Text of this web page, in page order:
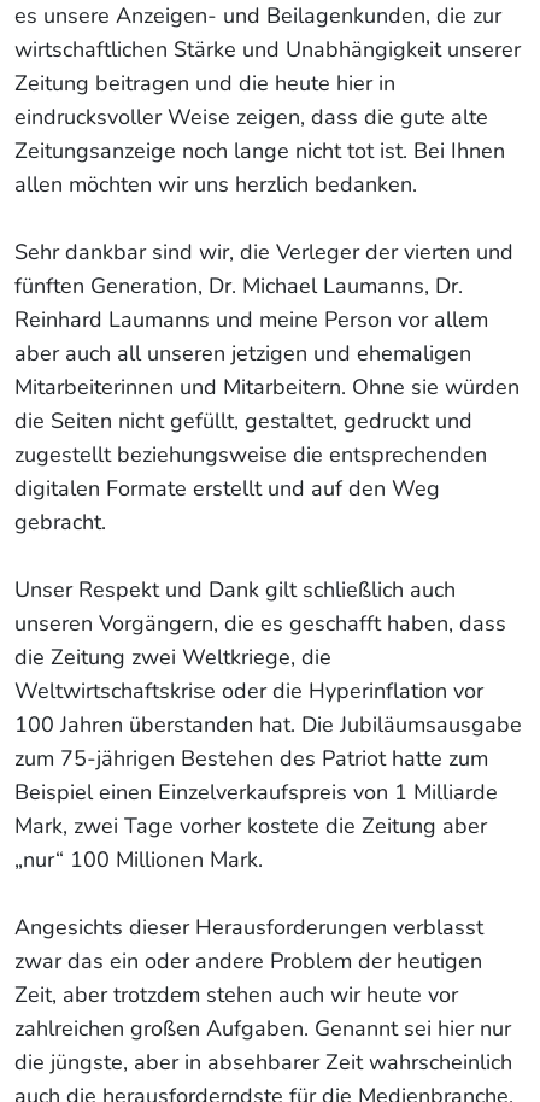
es unsere Anzeigen- und Beilagenkunden, die zur
wirtschaftlichen Stärke und Unabhängigkeit unserer
Zeitung beitragen und die heute hier in
eindrucksvoller Weise zeigen, dass die gute alte
Zeitungsanzeige noch lange nicht tot ist. Bei Ihnen
allen möchten wir uns herzlich bedanken.
Sehr dankbar sind wir, die Verleger der vierten und
fünften Generation, Dr. Michael Laumanns, Dr.
Reinhard Laumanns und meine Person vor allem
aber auch all unseren jetzigen und ehemaligen
Mitarbeiterinnen und Mitarbeitern. Ohne sie würden
die Seiten nicht gefüllt, gestaltet, gedruckt und
zugestellt beziehungsweise die entsprechenden
digitalen Formate erstellt und auf den Weg
gebracht.
Unser Respekt und Dank gilt schließlich auch
unseren Vorgängern, die es geschafft haben, dass
die Zeitung zwei Weltkriege, die
Weltwirtschaftskrise oder die Hyperinflation vor
100 Jahren überstanden hat. Die Jubiläumsausgabe
zum 75-jährigen Bestehen des Patriot hatte zum
Beispiel einen Einzelverkaufspreis von 1 Milliarde
Mark, zwei Tage vorher kostete die Zeitung aber
„nur“ 100 Millionen Mark.
Angesichts dieser Herausforderungen verblasst
zwar das ein oder andere Problem der heutigen
Zeit, aber trotzdem stehen auch wir heute vor
zahlreichen großen Aufgaben. Genannt sei hier nur
die jüngste, aber in absehbarer Zeit wahrscheinlich